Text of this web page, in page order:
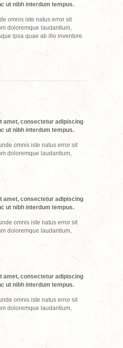
ut nibh interdum tempus.
omnis iste natus error sit
doloremque laudantium,
ipsa quae ab illo inventore
amet, consectetur adipiscing
ut nibh interdum tempus.
omnis iste natus error sit
doloremque laudantium,
amet, consectetur adipiscing
ut nibh interdum tempus.
omnis iste natus error sit
doloremque laudantium,
amet, consectetur adipiscing
ut nibh interdum tempus.
omnis iste natus error sit
doloremque laudantium,